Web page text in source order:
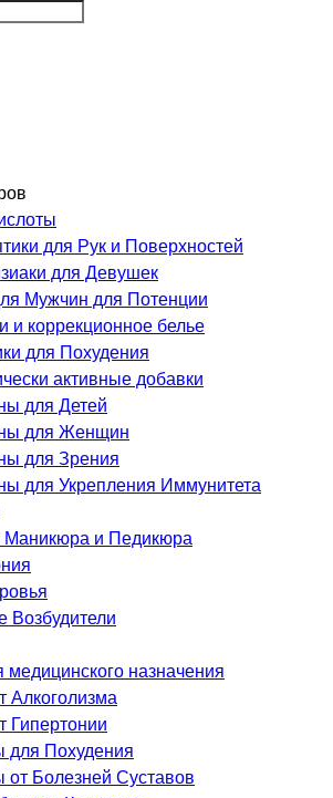
для Рук и Поверхностей
для Девушек
Мужчин для Потенции
и коррекционное белье
для Похудения
активные добавки
для Детей
для Женщин
для Зрения
для Укрепления Иммунитета
Маникюра и Педикюра
Возбудители
медицинского назначения
Алкоголизма
Гипертонии
для Похудения
от Болезней Суставов